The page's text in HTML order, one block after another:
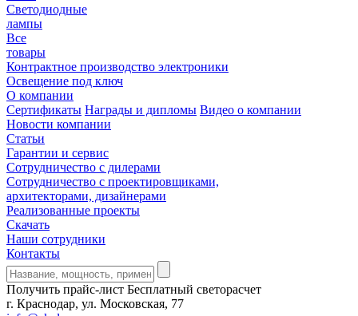
Светодиодные
лампы
Все
товары
Контрактное производство электроники
Освещение под ключ
О компании
Сертификаты Награды и дипломы Видео о компании
Новости компании
Статьи
Гарантии и сервис
Сотрудничество с дилерами
Сотрудничество с проектировщиками,
архитекторами, дизайнерами
Реализованные проекты
Скачать
Наши сотрудники
Контакты
Получить прайс-лист Бесплатный светорасчет
г. Краснодар, ул. Московская, 77